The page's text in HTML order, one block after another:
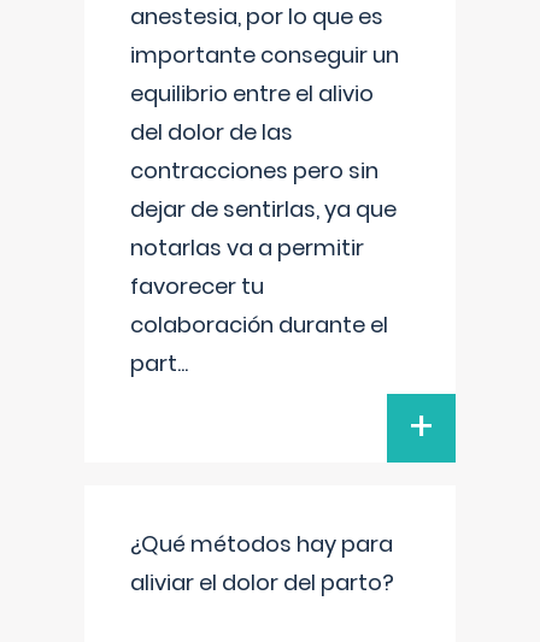
anestesia, por lo que es
importante conseguir un
equilibrio entre el alivio
del dolor de las
contracciones pero sin
dejar de sentirlas, ya que
notarlas va a permitir
favorecer tu
colaboración durante el
part...
+
¿Qué métodos hay para
aliviar el dolor del parto?